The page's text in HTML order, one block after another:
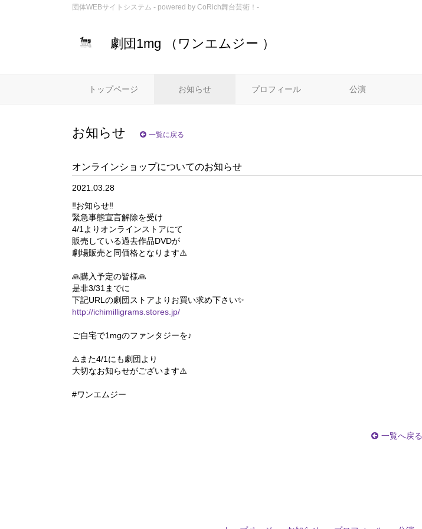
団体WEBサイトシステム - powered by CoRich舞台芸術！-
劇団1mg （ワンエムジー ）
トップページ お知らせ プロフィール 公演
お知らせ 一覧に戻る
オンラインショップについてのお知らせ
2021.03.28
‼️お知らせ‼️
緊急事態宣言解除を受け
4/1よりオンラインストアにて
販売している過去作品DVDが
劇場販売と同価格となります⚠️
🙏購入予定の皆様🙏
是非3/31までに
下記URLの劇団ストアよりお買い求め下さい✨
http://ichimilligrams.stores.jp/
ご自宅で1mgのファンタジーを♪
⚠️また4/1にも劇団より
大切なお知らせがございます⚠️
#ワンエムジー
一覧へ戻る